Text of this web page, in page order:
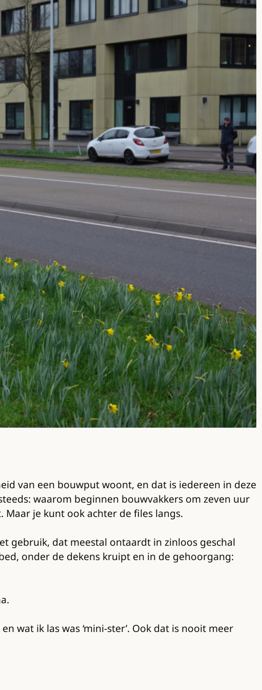
van een bouwput woont, en dat is iedereen in deze
waarom beginnen bouwvakkers om zeven uur
Maar je kunt ook achter de files langs.
gebruik, dat meestal ontaardt in zinloos geschal
onder de dekens kruipt en in de gehoorgang:
wat ik las was ‘mini-ster’. Ook dat is nooit meer